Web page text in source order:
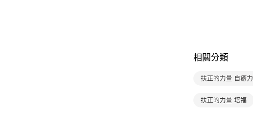
相關分類
扶正的力量 自癒力
扶正的力量 培福